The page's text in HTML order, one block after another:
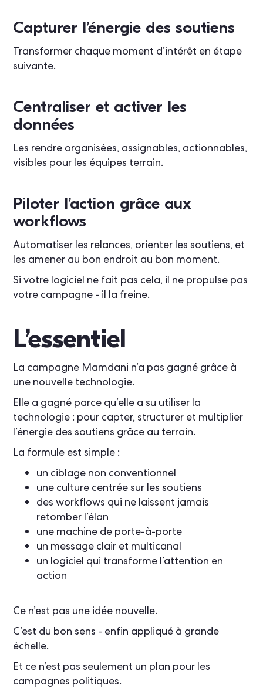
Capturer l’énergie des soutiens
Transformer chaque moment d’intérêt en étape
suivante.
Centraliser et activer les
données
Les rendre organisées, assignables, actionnables,
visibles pour les équipes terrain.
Piloter l’action grâce aux
workflows
Automatiser les relances, orienter les soutiens, et
les amener au bon endroit au bon moment.
Si votre logiciel ne fait pas cela, il ne propulse pas
votre campagne - il la freine.
L’essentiel
La campagne Mamdani n’a pas gagné grâce à
une nouvelle technologie.
Elle a gagné parce qu’elle a su utiliser la
technologie : pour capter, structurer et multiplier
l’énergie des soutiens grâce au terrain.
La formule est simple :
un ciblage non conventionnel
une culture centrée sur les soutiens
des workflows qui ne laissent jamais
retomber l’élan
une machine de porte-à-porte
un message clair et multicanal
un logiciel qui transforme l’attention en
action
Ce n’est pas une idée nouvelle.
C’est du bon sens - enfin appliqué à grande
échelle.
Et ce n’est pas seulement un plan pour les
campagnes politiques.